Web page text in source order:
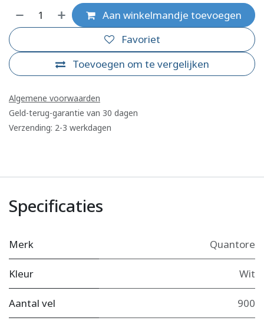
Aan winkelmandje toevoegen
Toevoegen om te vergelijken
Favoriet
Algemene voorwaarden
Geld-terug-garantie van 30 dagen
Verzending: 2-3 werkdagen
Specificaties
Merk Quantore
Kleur Wit
Aantal vel 900